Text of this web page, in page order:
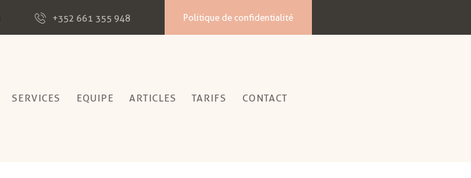
+352 661 355 948 Politique de confidentialité
SERVICES EQUIPE ARTICLES TARIFS CONTACT